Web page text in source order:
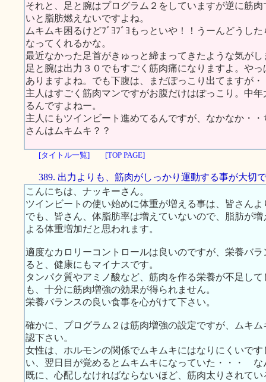
それと、足と腕はプログラム２をしていますが逆に筋
いと脂肪燃えないですよね。
ムキムキ困るけどﾌﾞﾖﾌﾞﾖもっといや！！うーんどうし
なってくれるかな。
最近なかった足首がきゅっと締まってきたような気が
足と腕は出力３０でもすごく筋肉痛になりますよ。や
ありますよね。でも下腹は、まだぽっこり出てますが・
主人はすごく筋肉マンですがお腹だけはぽっこり。中
るんですよねー。
主人にもツインビート進めてるんですが、なかなか・
さんはムキムキ？？
[タイトル一覧] [TOP PAGE]
389. 出力よりも、筋肉がしっかり運動する事が大切
こんにちは、ナッキーさん。
ツインビートの使い始めに体重が増える事は、皆さん
でも、皆さん、体脂肪率は増えていないので、脂肪が
よる体重増加だと思われます。
適度なカロリーコントロールは良いのですが、栄養バ
ると、健康にもマイナスです。
タンパク質やアミノ酸など、筋肉を作る栄養が不足し
も、十分に筋肉増強の効果が得られません。
栄養バランスの良い食事を心がけて下さい。
確かに、プログラム２は筋肉増強の設定ですが、ムキ
認下さい。
女性は、ホルモンの関係でムキムキにはなりにくいで
い、翌日目が覚めるとムキムキになっていた・・・ な
既に、心配しなければならないほど、筋肉太りされて